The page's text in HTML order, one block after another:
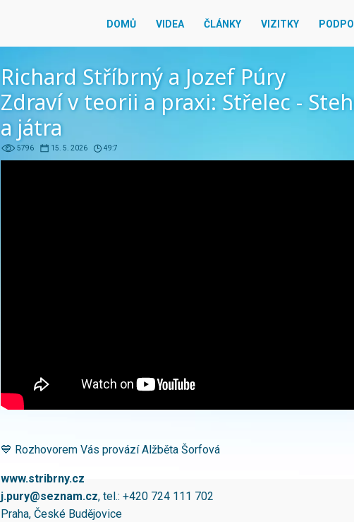
DOMŮ VIDEA ČLÁNKY VIZITKY
Richard Stříbrný a Jozef Púry
Zdraví v teorii a praxi: Střelec -
a játra
5796 15. 5. 2026 49:7
💙 Rozhovorem Vás provází Alžběta Šorfová
www.stribrny.cz
j.pury@seznam.cz, tel.: +420 724 111 702
Praha, České Budějovice